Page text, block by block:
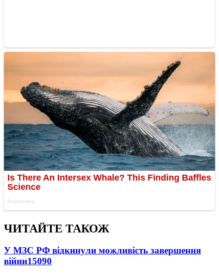
ЧИТАЙТЕ ТАКОЖ
У МЗС РФ відкинули можливість завершення
війни15090